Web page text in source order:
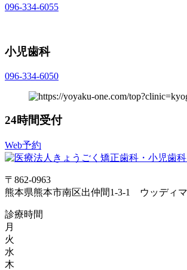
096-334-6055
小児歯科
096-334-6050
24時間受付
Web予約
〒862-0963
熊本県熊本市南区出仲間1-3-1 ウッディ
診療時間
月
火
水
木